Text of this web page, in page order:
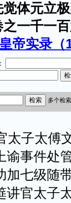
体元立
之一千一
帝实录
子太傅
谕事件处
加七级随
讲官太子